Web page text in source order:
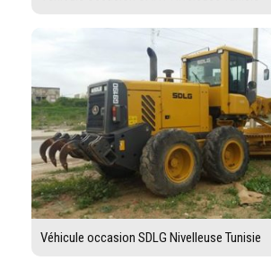
Véhicule occasion SDLG Nivelleuse Tunisie